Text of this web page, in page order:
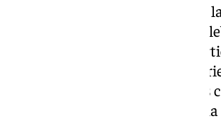
La misma jornada a las once
Pedro y San Pablo, la cofradía
Virgen de los Dolores, con la
consiliario Rvdo. Sr. D. José
diocesano de hermandades.
coro de la propia corporación y